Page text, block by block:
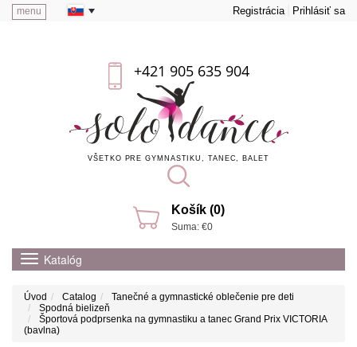
menu Registrácia Prihlásiť sa
+421 905 635 904
VŠETKO PRE GYMNASTIKU, TANEC, BALET
Košík (0)
Suma: €0
Katalóg
Úvod Catalog
Tanečné a gymnastické oblečenie pre deti
Spodná bielizeň
Športová podprsenka na gymnastiku a tanec Grand Prix VICTORIA
(bavlna)